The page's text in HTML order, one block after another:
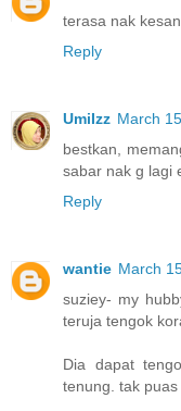
terasa nak
Reply
UmiIzz March
bestkan,
sabar nak g lagi
Reply
wantie March
suziey- my
teruja tengok
Dia dapat
tenung. tak puas